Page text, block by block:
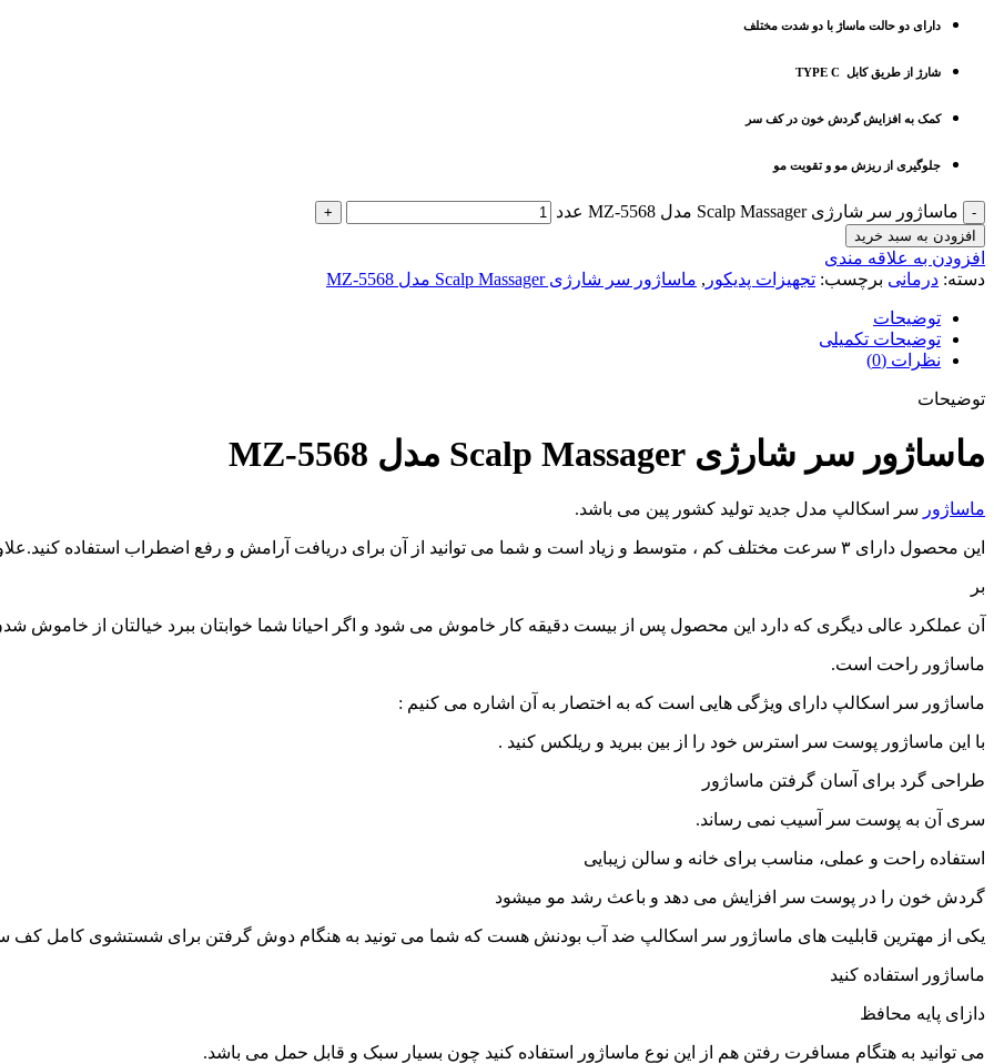
دارای دو حالت ماساژ با دو شدت مختلف
شارژ از طریق کابل TYPE C
کمک به افزایش گردش خون در کف سر
جلوگیری از ریزش مو و تقویت مو
ماساژور سر شارژی Scalp Massager مدل MZ-5568 عدد
افزودن به سبد خرید
افزودن به علاقه مندی
دسته: درمانی برچسب: تجهیزات پدیکور , ماساژور سر شارژی Scalp Massager مدل MZ-5568
توضیحات
توضیحات تکمیلی
نظرات (0)
توضیحات
ماساژور سر شارژی Scalp Massager مدل MZ-5568
ماساژور سر اسکالپ مدل جدید تولید کشور پین می باشد.
این محصول دارای ۳ سرعت مختلف کم ، متوسط و زیاد است و شما می توانید از آن برای دریافت آرامش و رفع اضطراب استفاده کنید.علاوه
بر
آن عملکرد عالی دیگری که دارد این محصول پس از بیست دقیقه کار خاموش می شود و اگر احیانا شما خوابتان ببرد خیالتان از خاموش
ماساژور راحت است.
ماساژور سر اسکالپ دارای ویژگی هایی است که به اختصار به آن اشاره می کنیم :
با این ماساژور پوست سر استرس خود را از بین ببرید و ریلکس کنید .
طراحی گرد برای آسان گرفتن ماساژور
سری آن به پوست سر آسیب نمی رساند.
استفاده راحت و عملی، مناسب برای خانه و سالن زیبایی
گردش خون را در پوست سر افزایش می دهد و باعث رشد مو میشود
یکی از مهترین قابلیت های ماساژور سر اسکالپ ضد آب بودنش هست که شما می تونید به هنگام دوش گرفتن برای شستشوی کامل کف
ماساژور استفاده کنید
دازای پایه محافظ
می توانید به هتگام مسافرت رفتن هم از این نوع ماساژور استفاده کنید چون بسیار سبک و قابل حمل می باشد.